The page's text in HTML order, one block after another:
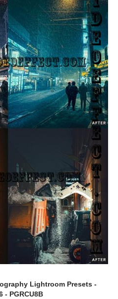
Lightroom Presets -
- PGRCU8B